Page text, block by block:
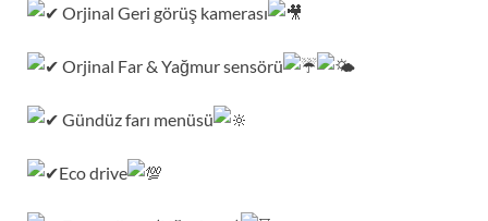
Orjinal Geri görüş kamerası
Orjinal Far & Yağmur sensörü
Gündüz farı menüsü
Eco drive